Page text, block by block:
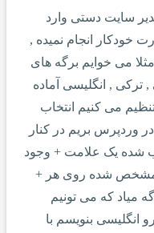
سایت دستی وارد
خودکار انجام نمیده ,
می خوایم برگه های
ترکی , انگلیسی آماده
تنظیم می کنیم انتخاب
بریم در کنار
شده یک علامت + وجود
مشخص شده روی هر +
میاد که می تونیم
بنویسم با